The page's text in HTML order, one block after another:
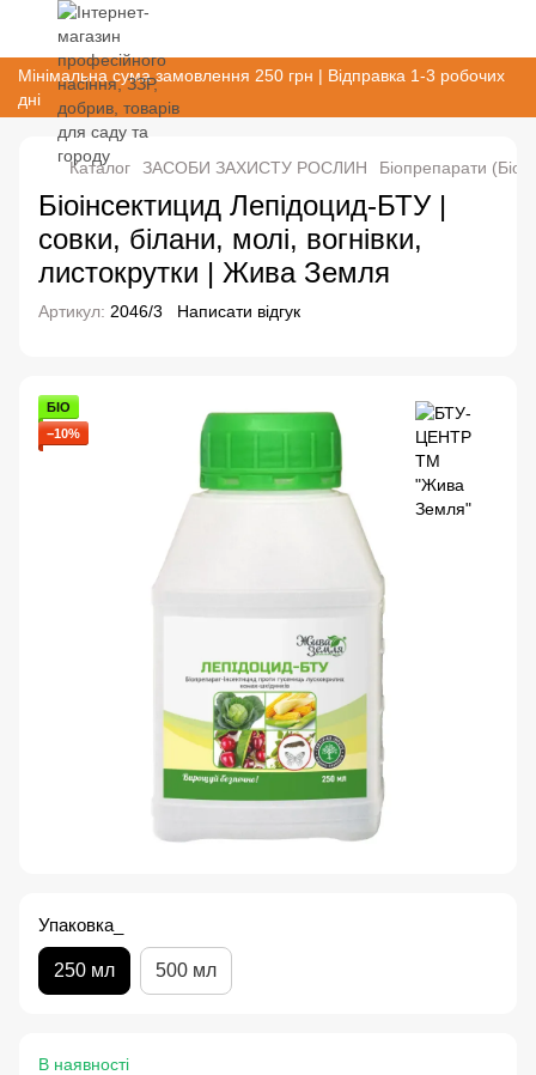
Мінімальна сума замовлення 250 грн | Відправка 1-3 робочих
дні
Каталог ЗАСОБИ ЗАХИСТУ РОСЛИН Біопрепарати
Біоінсектицид Лепідоцид-БТУ |
совки, білани, молі, вогнівки,
листокрутки | Жива Земля
Артикул: 2046/3 Написати відгук
БІО
−10%
Упаковка_
250 мл 500 мл
В наявності